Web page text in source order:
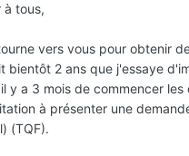
à tous,
vers vous pour obtenir
bientôt 2 ans que j'essaye
y a 3 mois de commencer
à présenter une
(TQF).